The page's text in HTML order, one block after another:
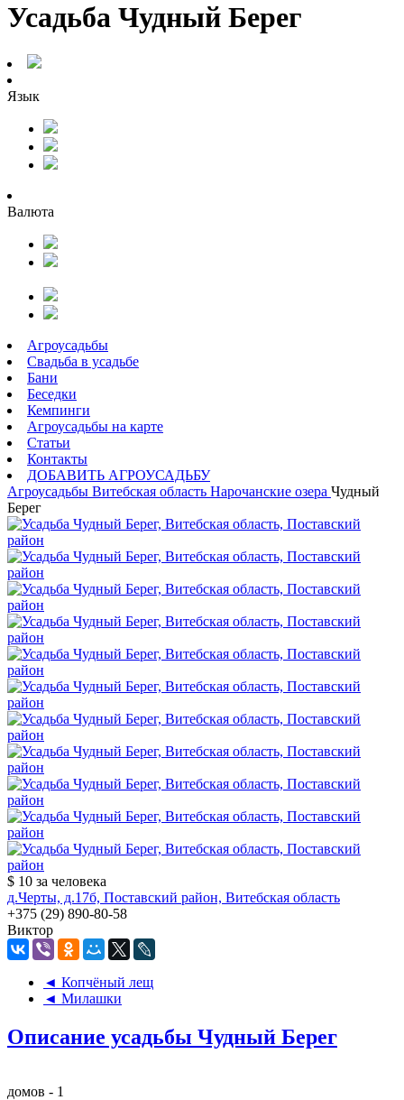
Усадьба Чудный Берег
Язык
Валюта
Агроусадьбы
Свадьба в усадьбе
Бани
Беседки
Кемпинги
Агроусадьбы на карте
Статьи
Контакты
ДОБАВИТЬ АГРОУСАДЬБУ
Агроусадьбы Витебская область Нарочанские озера Чудный
Берег
$ 10 за человека
д.Черты, д.17б, Поставский район, Витебская область
+375 (29) 890-80-58
Виктор
◄ Копчёный лещ
◄ Милашки
Описание усадьбы Чудный Берег
домов - 1